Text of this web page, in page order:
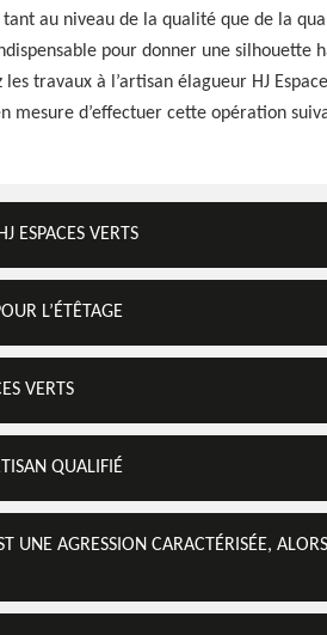
au niveau de la qualité que de la
pour donner une silhouette
les travaux à l’artisan élagueur HJ
mesure d’effectuer cette opération
ESPACES VERTS
L’ÉTÊTAGE
VERTS
QUALIFIÉ
UNE AGRESSION CARACTÉRISÉE,